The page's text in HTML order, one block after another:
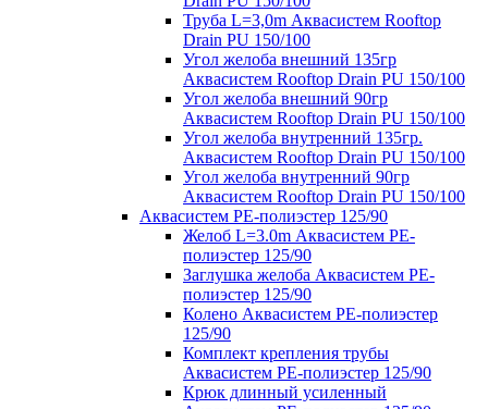
Труба L=3,0m Аквасистем Rooftop
Drain PU 150/100
Угол желоба внешний 135гр
Аквасистем Rooftop Drain PU 150/100
Угол желоба внешний 90гр
Аквасистем Rooftop Drain PU 150/100
Угол желоба внутренний 135гр.
Аквасистем Rooftop Drain PU 150/100
Угол желоба внутренний 90гр
Аквасистем Rooftop Drain PU 150/100
Аквасистем PE-полиэстер 125/90
Желоб L=3.0m Аквасистем PE-
полиэстер 125/90
Заглушка желоба Аквасистем PE-
полиэстер 125/90
Колено Аквасистем PE-полиэстер
125/90
Комплект крепления трубы
Аквасистем PE-полиэстер 125/90
Крюк длинный усиленный